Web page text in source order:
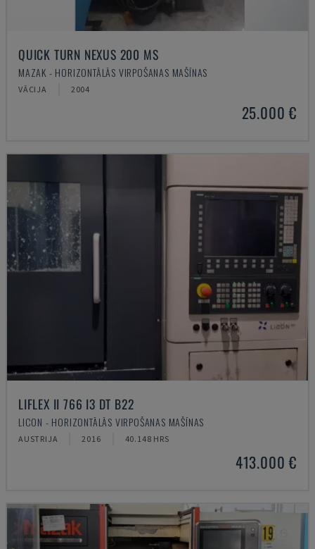
QUICK TURN NEXUS 200 MS
MAZAK - HORIZONTĀLĀS VIRPOŠANAS MAŠĪNAS
VĀCIJA 2004
25.000 €
LIFLEX II 766 I3 DT B22
LICON - HORIZONTĀLĀS VIRPOŠANAS MAŠĪNAS
AUSTRIJA 2016 40.148 HRS
413.000 €